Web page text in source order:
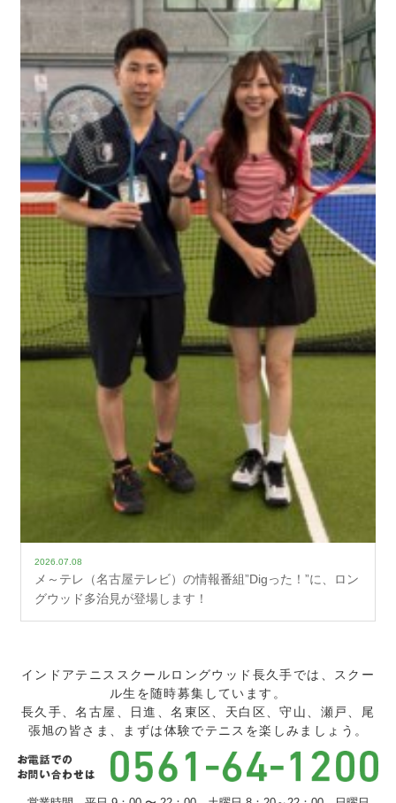
2026.07.08
メ～テレ（名古屋テレビ）の情報番組”Digった！”に、ロン
グウッド多治見が登場します！
インドアテニススクールロングウッド長久手では、スクー
ル生を随時募集しています。
長久手、名古屋、日進、名東区、天白区、守山、瀬戸、尾
張旭の皆さま、まずは体験でテニスを楽しみましょう。